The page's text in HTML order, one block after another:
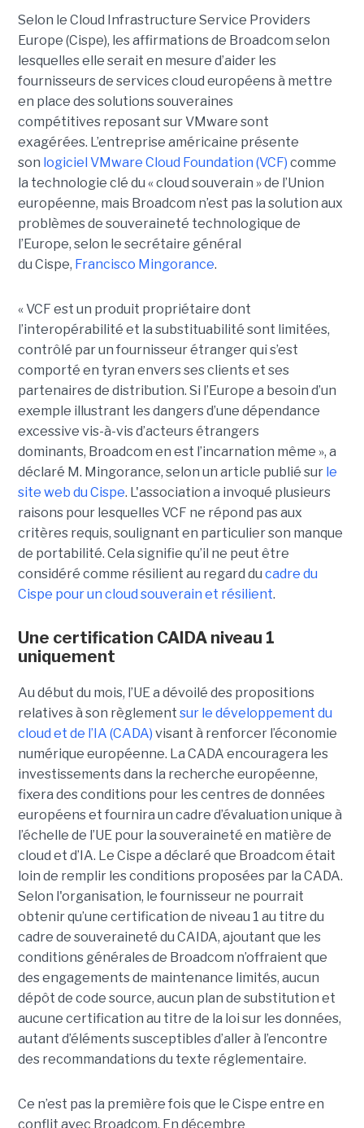
Selon le Cloud Infrastructure Service Providers
Europe (Cispe), les affirmations de Broadcom selon
lesquelles elle serait en mesure d’aider les
fournisseurs de services cloud européens à mettre
en place des solutions souveraines
compétitives reposant sur VMware sont
exagérées. L’entreprise américaine présente
son logiciel VMware Cloud Foundation (VCF) comme
la technologie clé du « cloud souverain » de l’Union
européenne, mais Broadcom n’est pas la solution aux
problèmes de souveraineté technologique de
l’Europe, selon le secrétaire général
du Cispe, Francisco Mingorance.
« VCF est un produit propriétaire dont
l’interopérabilité et la substituabilité sont limitées,
contrôlé par un fournisseur étranger qui s’est
comporté en tyran envers ses clients et ses
partenaires de distribution. Si l’Europe a besoin d’un
exemple illustrant les dangers d’une dépendance
excessive vis-à-vis d’acteurs étrangers
dominants, Broadcom en est l’incarnation même », a
déclaré M. Mingorance, selon un article publié sur le
site web du Cispe. L'association a invoqué plusieurs
raisons pour lesquelles VCF ne répond pas aux
critères requis, soulignant en particulier son manque
de portabilité. Cela signifie qu’il ne peut être
considéré comme résilient au regard du cadre du
Cispe pour un cloud souverain et résilient.
Une certification CAIDA niveau 1
uniquement
Au début du mois, l’UE a dévoilé des propositions
relatives à son règlement sur le développement du
cloud et de l’IA (CADA) visant à renforcer l’économie
numérique européenne. La CADA encouragera les
investissements dans la recherche européenne,
fixera des conditions pour les centres de données
européens et fournira un cadre d’évaluation unique à
l’échelle de l’UE pour la souveraineté en matière de
cloud et d’IA. Le Cispe a déclaré que Broadcom était
loin de remplir les conditions proposées par la CADA.
Selon l'organisation, le fournisseur ne pourrait
obtenir qu’une certification de niveau 1 au titre du
cadre de souveraineté du CAIDA, ajoutant que les
conditions générales de Broadcom n’offraient que
des engagements de maintenance limités, aucun
dépôt de code source, aucun plan de substitution et
aucune certification au titre de la loi sur les données,
autant d’éléments susceptibles d’aller à l’encontre
des recommandations du texte réglementaire.
Ce n’est pas la première fois que le Cispe entre en
conflit avec Broadcom. En décembre